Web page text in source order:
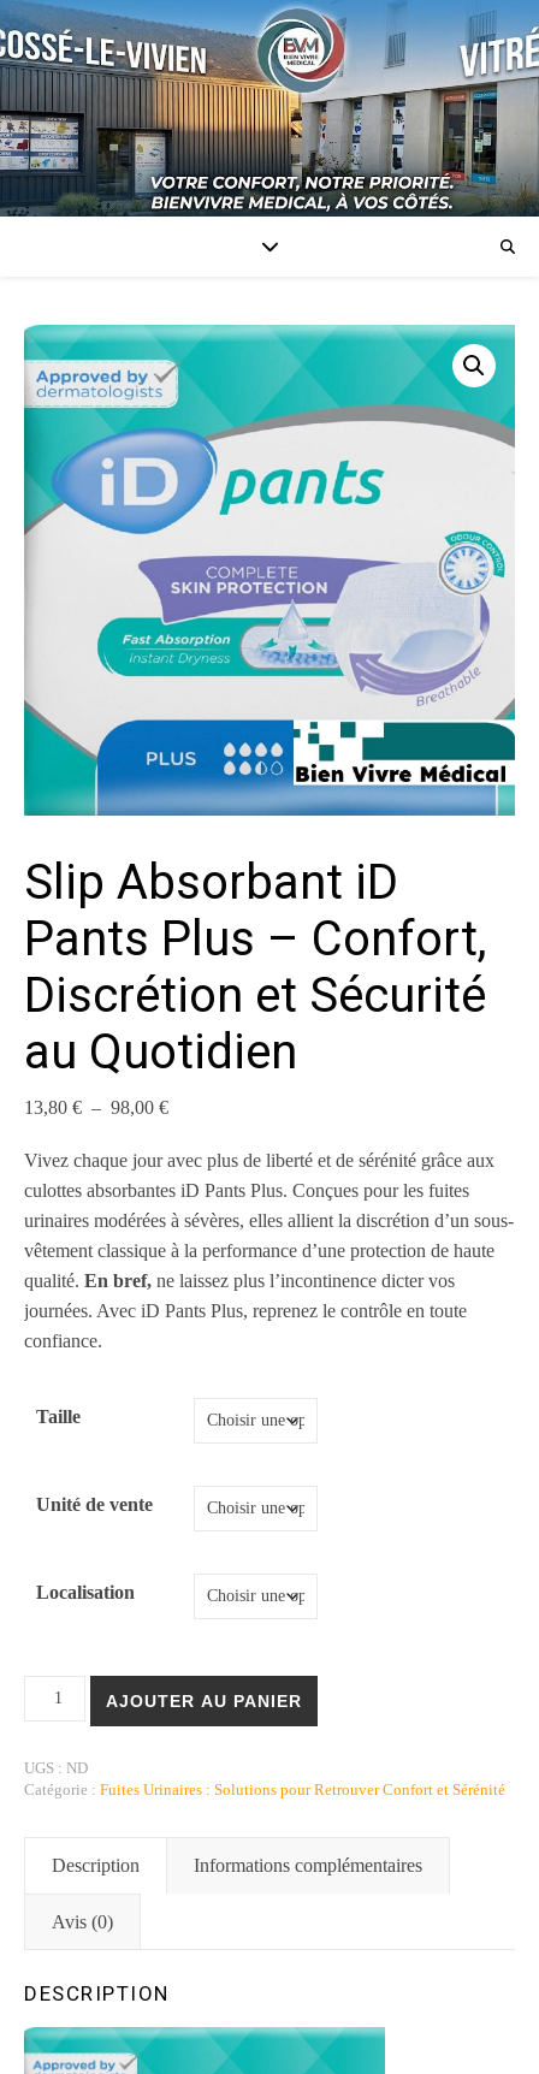
Slip Absorbant iD
Pants Plus – Confort,
Discrétion et Sécurité
au Quotidien
13,80 € – 98,00 €Plage de prix : 13,80 € à 98,00 €
Vivez chaque jour avec plus de liberté et de sérénité grâce aux
culottes absorbantes iD Pants Plus. Conçues pour les fuites
urinaires modérées à sévères, elles allient la discrétion d’un sous-
vêtement classique à la performance d’une protection de haute
qualité. En bref, ne laissez plus l’incontinence dicter vos
journées. Avec iD Pants Plus, reprenez le contrôle en toute
confiance.
Taille
Unité de vente
Localisation
AJOUTER AU PANIER
UGS : ND
Catégorie : Fuites Urinaires : Solutions pour Retrouver Confort et Sérénité
Description Informations complémentaires
Avis (0)
DESCRIPTION